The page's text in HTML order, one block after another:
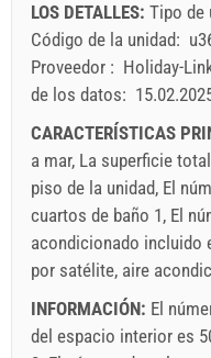
Las ofertas:
Holiday-Link paga: 3
Obligatorio:La
para_person), La
31.12.): 5 EUR (once -
Opcional:Aire
para_unit), Las
31
LOS DETALLES: Tipo de
Código de la unidad:
Proveedor : Holiday-
de los datos:
CARACTERÍSTICAS
a mar, La superficie
piso de la unidad, El
cuartos de baño 1, El
acondicionado incluido
por satélite, aire
INFORMACIÓN: El
del espacio interior es